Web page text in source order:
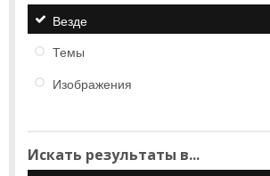
Везде
Темы
Изображения
Искать результаты в...